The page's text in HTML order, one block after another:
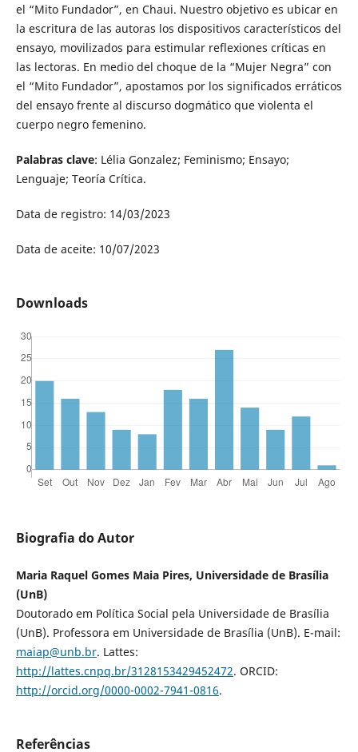
el “Mito Fundador”, en Chaui. Nuestro objetivo es ubicar en
la escritura de las autoras los dispositivos característicos del
ensayo, movilizados para estimular reflexiones críticas en
las lectoras. En medio del choque de la “Mujer Negra” con
el “Mito Fundador”, apostamos por los significados erráticos
del ensayo frente al discurso dogmático que violenta el
cuerpo negro femenino.
Palabras clave: Lélia Gonzalez; Feminismo; Ensayo;
Lenguaje; Teoría Crítica.
Data de registro: 14/03/2023
Data de aceite: 10/07/2023
Downloads
Biografia do Autor
Maria Raquel Gomes Maia Pires, Universidade de Brasília
(UnB)
Doutorado em Política Social pela Universidade de Brasília
(UnB). Professora em Universidade de Brasília (UnB). E-mail:
maiap@unb.br. Lattes:
http://lattes.cnpq.br/3128153429452472. ORCID:
http://orcid.org/0000-0002-7941-0816.
Referências